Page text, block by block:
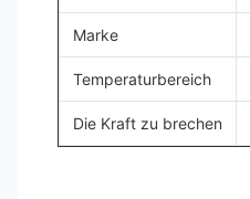
Marke
Temperaturbereich
Die Kraft zu brechen